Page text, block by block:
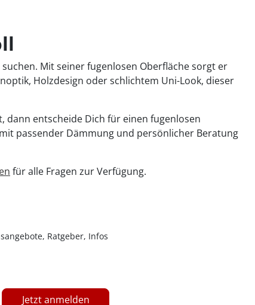
Mit seiner fugenlosen Oberfläche sorgt er
Holzdesign oder schlichtem Uni-Look, dieser
dann entscheide Dich für einen fugenlosen
passender Dämmung und persönlicher Beratung
für alle Fragen zur Verfügung.
Ratgeber, Infos
Jetzt anmelden